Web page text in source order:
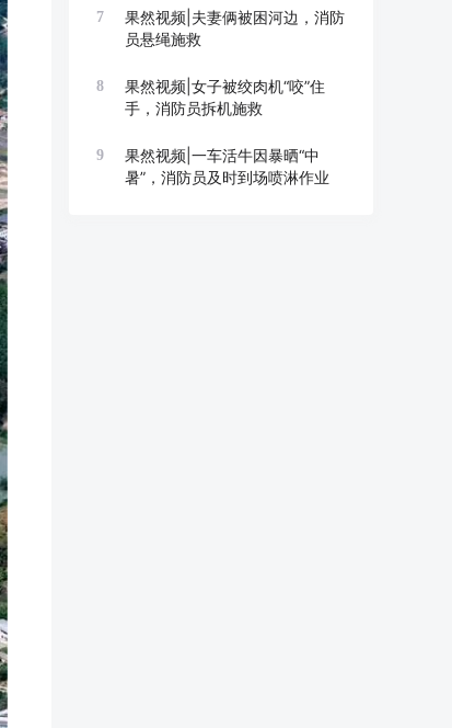
7
果然视频|夫妻俩被困河边，消防
员悬绳施救
8
果然视频|女子被绞肉机“咬”住
手，消防员拆机施救
9
果然视频|一车活牛因暴晒“中
暑”，消防员及时到场喷淋作业